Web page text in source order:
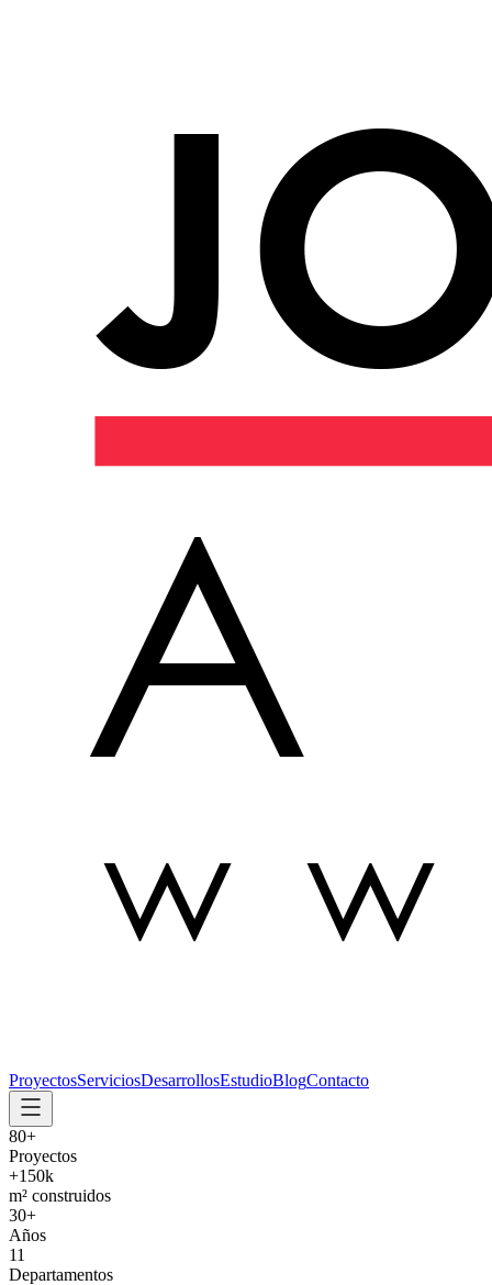
ProyectosServiciosDesarrollosEstudioBlogContacto
80+
Proyectos
+150k
m² construidos
30+
Años
11
Departamentos